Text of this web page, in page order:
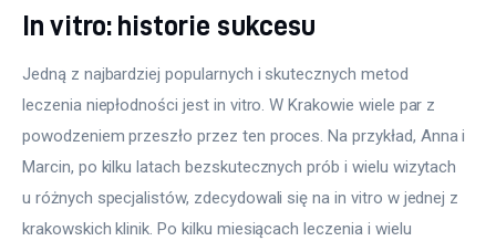
In vitro: historie sukcesu
Jedną z najbardziej popularnych i skutecznych metod
leczenia niepłodności jest in vitro. W Krakowie wiele par z
powodzeniem przeszło przez ten proces. Na przykład, Anna i
Marcin, po kilku latach bezskutecznych prób i wielu wizytach
u różnych specjalistów, zdecydowali się na in vitro w jednej z
krakowskich klinik. Po kilku miesiącach leczenia i wielu